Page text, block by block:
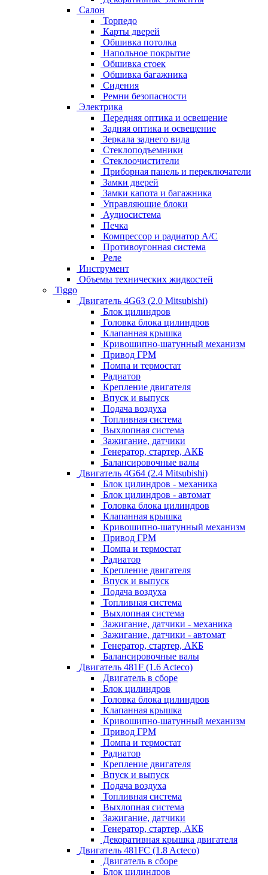
Салон
Торпедо
Карты дверей
Обшивка потолка
Напольное покрытие
Обшивка стоек
Обшивка багажника
Сидения
Ремни безопасности
Электрика
Передняя оптика и освещение
Задняя оптика и освещение
Зеркала заднего вида
Стеклоподъемники
Стеклоочистители
Приборная панель и переключатели
Замки дверей
Замки капота и багажника
Управляющие блоки
Аудиосистема
Печка
Компрессор и радиатор А/C
Противоугонная система
Реле
Инструмент
Объемы технических жидкостей
Tiggo
Двигатель 4G63 (2.0 Mitsubishi)
Блок цилиндров
Головка блока цилиндров
Клапанная крышка
Кривошипно-шатунный механизм
Привод ГРМ
Помпа и термостат
Радиатор
Крепление двигателя
Впуск и выпуск
Подача воздуха
Топливная система
Выхлопная система
Зажигание, датчики
Генератор, стартер, АКБ
Балансировочные валы
Двигатель 4G64 (2.4 Mitsubishi)
Блок цилиндров - механика
Блок цилиндров - автомат
Головка блока цилиндров
Клапанная крышка
Кривошипно-шатунный механизм
Привод ГРМ
Помпа и термостат
Радиатор
Крепление двигателя
Впуск и выпуск
Подача воздуха
Топливная система
Выхлопная система
Зажигание, датчики - механика
Зажигание, датчики - автомат
Генератор, стартер, АКБ
Балансировочные валы
Двигатель 481F (1.6 Acteco)
Двигатель в сборе
Блок цилиндров
Головка блока цилиндров
Клапанная крышка
Кривошипно-шатунный механизм
Привод ГРМ
Помпа и термостат
Радиатор
Крепление двигателя
Впуск и выпуск
Подача воздуха
Топливная система
Выхлопная система
Зажигание, датчики
Генератор, стартер, АКБ
Декоративная крышка двигателя
Двигатель 481FC (1.8 Acteco)
Двигатель в сборе
Блок цилиндров